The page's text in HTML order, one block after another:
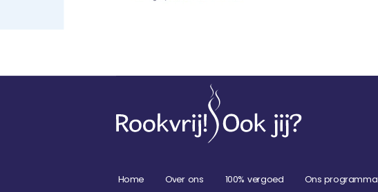
Home Over ons 100% vergoed Ons programma